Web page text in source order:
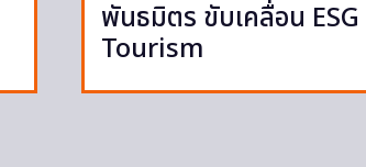
พันธมิตร ขับเคลื่อน ESG
Tourism